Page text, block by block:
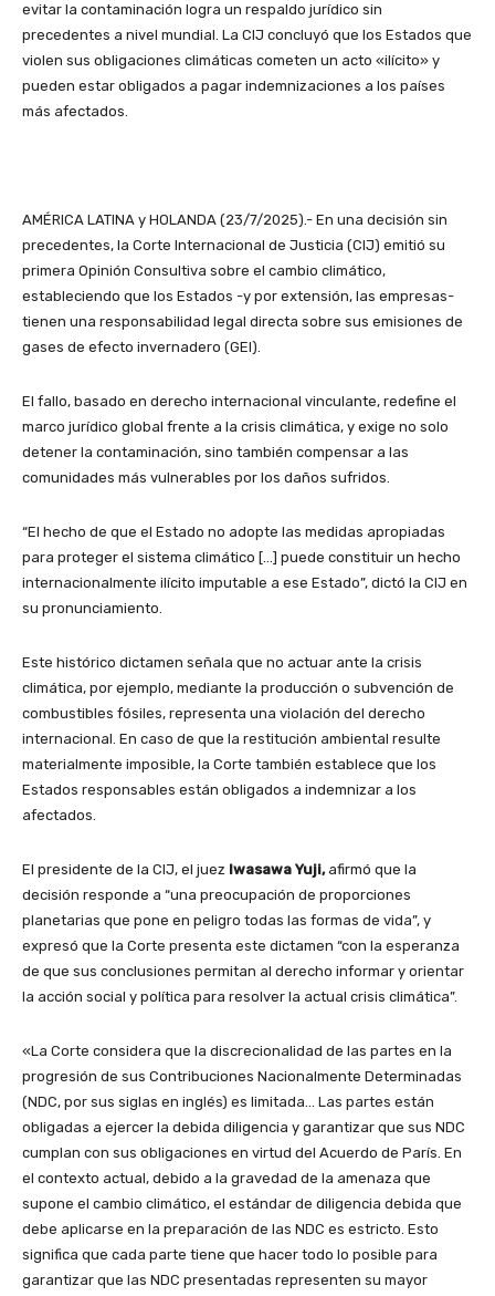
evitar la contaminación logra un respaldo jurídico sin
precedentes a nivel mundial. La CIJ concluyó que los Estados que
violen sus obligaciones climáticas cometen un acto «ilícito» y
pueden estar obligados a pagar indemnizaciones a los países
más afectados.
AMÉRICA LATINA y HOLANDA (23/7/2025).- En una decisión sin
precedentes, la Corte Internacional de Justicia (CIJ) emitió su
primera Opinión Consultiva sobre el cambio climático,
estableciendo que los Estados -y por extensión, las empresas-
tienen una responsabilidad legal directa sobre sus emisiones de
gases de efecto invernadero (GEI).
El fallo, basado en derecho internacional vinculante, redefine el
marco jurídico global frente a la crisis climática, y exige no solo
detener la contaminación, sino también compensar a las
comunidades más vulnerables por los daños sufridos.
“El hecho de que el Estado no adopte las medidas apropiadas
para proteger el sistema climático […] puede constituir un hecho
internacionalmente ilícito imputable a ese Estado”, dictó la CIJ en
su pronunciamiento.
Este histórico dictamen señala que no actuar ante la crisis
climática, por ejemplo, mediante la producción o subvención de
combustibles fósiles, representa una violación del derecho
internacional. En caso de que la restitución ambiental resulte
materialmente imposible, la Corte también establece que los
Estados responsables están obligados a indemnizar a los
afectados.
El presidente de la CIJ, el juez Iwasawa Yuji,afirmó que la
decisión responde a “una preocupación de proporciones
planetarias que pone en peligro todas las formas de vida”, y
expresó que la Corte presenta este dictamen “con la esperanza
de que sus conclusiones permitan al derecho informar y orientar
la acción social y política para resolver la actual crisis climática”.
«La Corte considera que la discrecionalidad de las partes en la
progresión de sus Contribuciones Nacionalmente Determinadas
(NDC, por sus siglas en inglés) es limitada… Las partes están
obligadas a ejercer la debida diligencia y garantizar que sus NDC
cumplan con sus obligaciones en virtud del Acuerdo de París. En
el contexto actual, debido a la gravedad de la amenaza que
supone el cambio climático, el estándar de diligencia debida que
debe aplicarse en la preparación de las NDC es estricto. Esto
significa que cada parte tiene que hacer todo lo posible para
garantizar que las NDC presentadas representen su mayor